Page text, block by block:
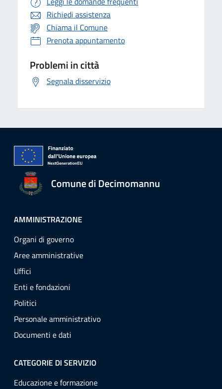
Richiedi assistenza
Chiama il Comune
Prenota appuntamento
Problemi in città
Segnala disservizio
Comune di Decimomannu
AMMINISTRAZIONE
Organi di governo
Aree amministrative
Uffici
Enti e fondazioni
Politici
Personale amministrativo
Documenti e dati
CATEGORIE DI SERVIZIO
Educazione e formazione